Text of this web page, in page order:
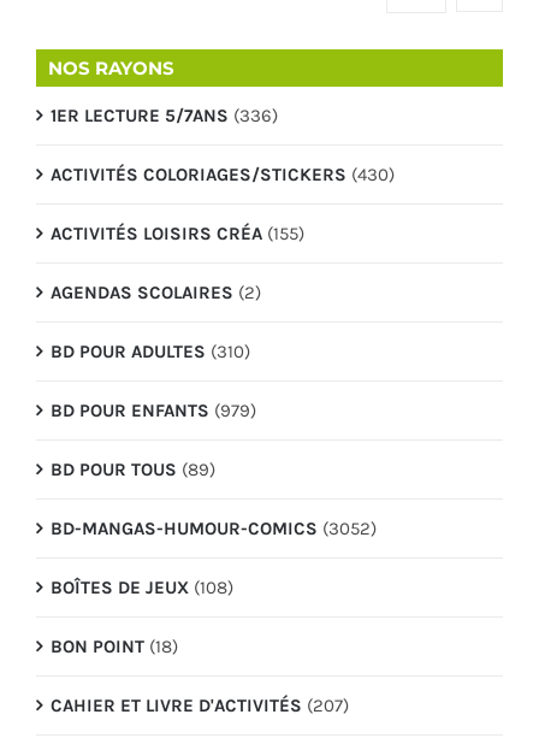
NOS RAYONS
1ER LECTURE 5/7ANS (336)
ACTIVITÉS COLORIAGES/STICKERS (430)
ACTIVITÉS LOISIRS CRÉA (155)
AGENDAS SCOLAIRES (2)
BD POUR ADULTES (310)
BD POUR ENFANTS (979)
BD POUR TOUS (89)
BD-MANGAS-HUMOUR-COMICS (3052)
BOÎTES DE JEUX (108)
BON POINT (18)
CAHIER ET LIVRE D'ACTIVITÉS (207)